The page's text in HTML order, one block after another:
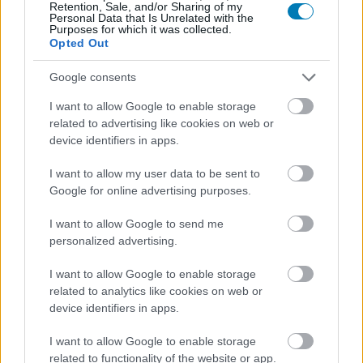
Retention, Sale, and/or Sharing of my
Personal Data that Is Unrelated with the
Purposes for which it was collected.
Opted Out
Google consents
I want to allow Google to enable storage
related to advertising like cookies on web or
device identifiers in apps.
I want to allow my user data to be sent to
Google for online advertising purposes.
I want to allow Google to send me
personalized advertising.
I want to allow Google to enable storage
related to analytics like cookies on web or
device identifiers in apps.
I want to allow Google to enable storage
related to functionality of the website or app.
A The Witcher 4 fejlesztője
szerint addig ne ítélj Ciriről,
amíg nem játszottál a játékkal
2025 június 22. 21:01
A CDPR-os fejlesztő szerint akkor lehet majd
véleményt mondani, ha valaki már átélte azt az
élményt, amit a The Witcher 4 nyújt.
21.86%
The Witcher 4 megjelenés
CD Projekt Red döntése, miszerint a főszereplő ezúttal
nem Geralt lesz, hanem Ciri, már most nagy vitákat szül a